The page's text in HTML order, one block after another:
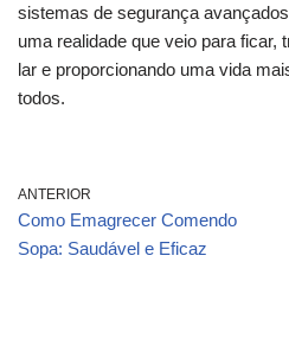
sistemas de segurança
uma realidade que veio para ficar,
lar e proporcionando uma vida
todos.
ANTERIOR
Como Emagrecer Comendo
Sopa: Saudável e Eficaz